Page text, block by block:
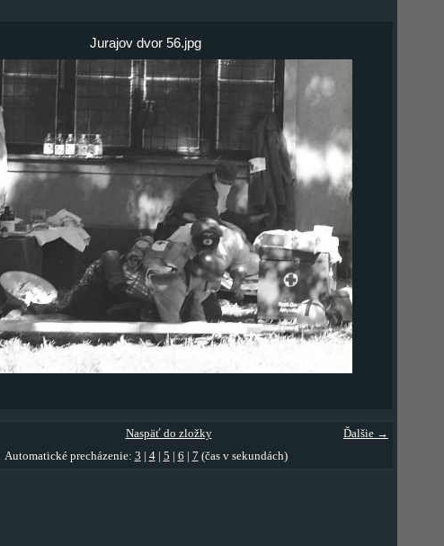
Jurajov dvor 56.jpg
Ďalšie →
Naspäť do zložky
Automatické precházenie: 3 4| 5 6 7 (čas v sekundách)